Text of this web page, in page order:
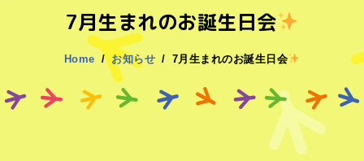
7月生まれのお誕生日会
Home お知らせ 7月生まれのお誕生日会